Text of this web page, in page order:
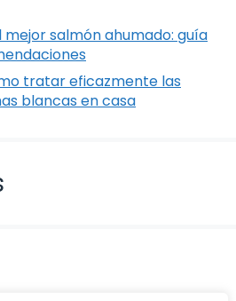
mejor salmón ahumado: guía
tratar eficazmente las
blancas en casa